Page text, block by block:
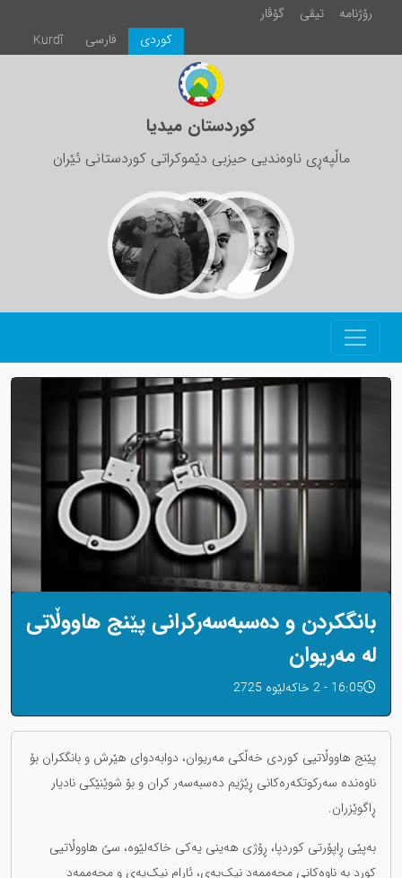
رۆژنامە تیڤی
گۆڤار
Kurdî
فارسی كوردی
کوردستان میدیا
ماڵپەڕی ناوەندیی حیزبی دێموکراتی کوردستانی ئێران
بانگکردن و دەسبەسەرکرانی پێنج هاووڵاتی
لە مەریوان
16:05 - 2 خاکەلێوه 2725
پێنج هاووڵاتیی کوردی خەڵکی مەریوان، دوابەدوای هێرش و بانگکران بۆ
ناوەندە سەرکوتکەرەکانی ڕێژیم دەسبەسەر کران و بۆ شوێنێکی نادیار
ڕاگوێزران.
بەپێی ڕاپۆرتی کوردپا، ڕۆژی هەینی یەکی خاکەلێوە، سێ هاووڵاتیی
کورد بە ناوەکانی محەممەد نیک‌پەی، ئارام نیک‌پەی و محەممەد